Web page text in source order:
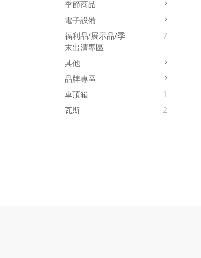
季節商品
電子設備
福利品/展示品/季
末出清專區
7
其他
品牌專區
車頂箱
1
瓦斯
2